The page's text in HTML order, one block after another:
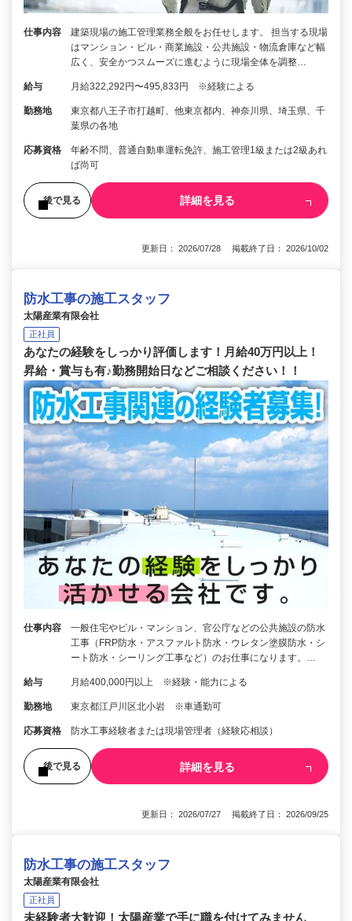
仕事内容
建築現場の施工管理業務全般をお任せします。 担当する現場
はマンション・ビル・商業施設・公共施設・物流倉庫など幅
広く、安全かつスムーズに進むように現場全体を調整…
給与 月給322,292円〜495,833円 ※経験による
勤務地
東京都八王子市打越町、他東京都内、神奈川県、埼玉県、千
葉県の各地
応募資格
年齢不問、普通自動車運転免許、施工管理1級または2級あれ
ば尚可
後で見る 詳細を見る
更新日： 2026/07/28 掲載終了日： 2026/10/02
防水工事の施工スタッフ
太陽産業有限会社
正社員
あなたの経験をしっかり評価します！月給40万円以上！
昇給・賞与も有♪勤務開始日などご相談ください！！
仕事内容
一般住宅やビル・マンション、官公庁などの公共施設の防水
工事（FRP防水・アスファルト防水・ウレタン塗膜防水・シ
ート防水・シーリング工事など）のお仕事になります。…
給与 月給400,000円以上 ※経験・能力による
勤務地 東京都江戸川区北小岩 ※車通勤可
応募資格 防水工事経験者または現場管理者（経験応相談）
後で見る 詳細を見る
更新日： 2026/07/27 掲載終了日： 2026/09/25
防水工事の施工スタッフ
太陽産業有限会社
正社員
未経験者大歓迎！太陽産業で手に職を付けてみません